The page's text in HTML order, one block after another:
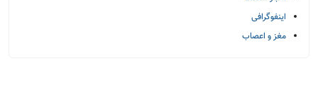
اینفوگرافی
مغز و اعصاب